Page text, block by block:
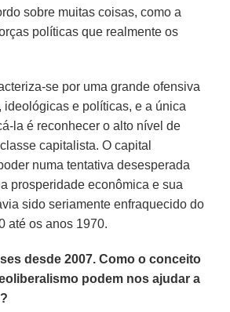
sobre muitas coisas, como a
políticas que realmente os
se por uma grande ofensiva
ideológicas e políticas, e a única
la é reconhecer o alto nível de
capitalista. O capital
numa tentativa desesperada
prosperidade econômica e sua
sido seriamente enfraquecido do
até os anos 1970.
desde 2007. Como o conceito
podem nos ajudar a